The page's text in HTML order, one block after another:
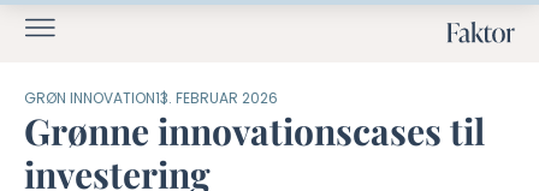
GRØN INNOVATION13. FEBRUAR 2026
Grønne innovationscases til
investering